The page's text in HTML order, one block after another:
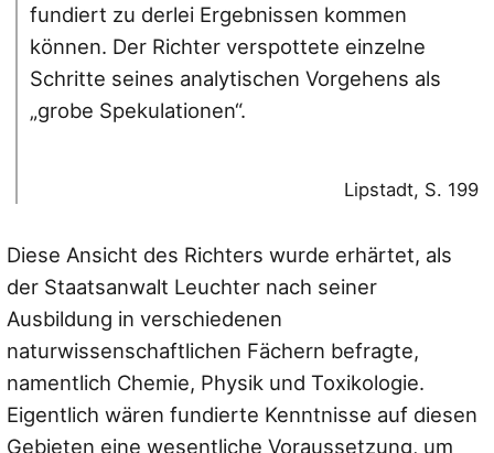
fundiert zu derlei Ergebnissen kommen
können. Der Richter verspottete einzelne
Schritte seines analytischen Vorgehens als
„grobe Spekulationen“.
Lipstadt, S. 199
Diese Ansicht des Richters wurde erhärtet, als
der Staatsanwalt Leuchter nach seiner
Ausbildung in verschiedenen
naturwissenschaftlichen Fächern befragte,
namentlich Chemie, Physik und Toxikologie.
Eigentlich wären fundierte Kenntnisse auf diesen
Gebieten eine wesentliche Voraussetzung, um